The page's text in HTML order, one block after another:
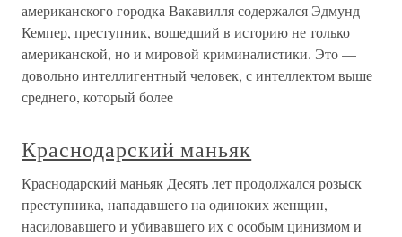
американского городка Вакавилля содержался Эдмунд
Кемпер, преступник, вошедший в историю не только
американской, но и мировой криминалистики. Это —
довольно интеллигентный человек, с интеллектом выше
среднего, который более
Краснодарский маньяк
Краснодарский маньяк Десять лет продолжался розыск
преступника, нападавшего на одиноких женщин,
насиловавшего и убивавшего их с особым цинизмом и